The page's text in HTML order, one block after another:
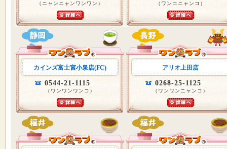
（ニャンニャンワンワン） （ワンコニャンコ）
カインズ富士宮小泉店(FC)
0544-21-1115
（ワンワンワンコ）
アリオ上田店
0268-25-1125
（ワンワンニャンコ）